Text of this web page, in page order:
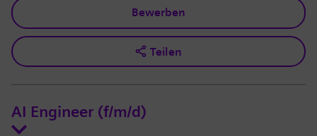
Bewerben
Teilen
AI Engineer (f/m/d)